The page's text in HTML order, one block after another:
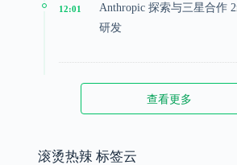
12:01
Anthropic 探索与三星合作
研发
12:01
Microsoft 投入 25 亿美元成
12:01
Meta 内部模型接近 GPT-5.5
查看更多
滚烫热辣 标签云